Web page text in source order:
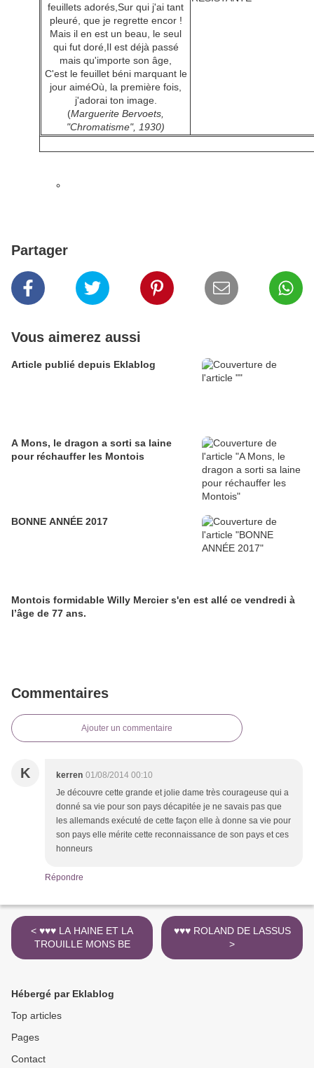
feuillets adorés,Sur qui j'ai tant
pleuré, que je regrette encor !
Mais il en est un beau, le seul
qui fut doré,Il est déjà passé
mais qu'importe son âge,
C'est le feuillet béni marquant le
jour aiméOù, la première fois,
j'adorai ton image.
(Marguerite Bervoets,
"Chromatisme", 1930)
Partager
Vous aimerez aussi
Article publié depuis Eklablog
A Mons, le dragon a sorti sa laine
pour réchauffer les Montois
BONNE ANNÉE 2017
Montois formidable Willy Mercier s'en est allé ce vendredi à
l’âge de 77 ans.
Commentaires
Ajouter un commentaire
K kerren 01/08/2014 00:10
Je découvre cette grande et jolie dame très courageuse qui a
donné sa vie pour son pays décapitée je ne savais pas que
les allemands exécuté de cette façon elle à donne sa vie pour
son pays elle mérite cette reconnaissance de son pays et ces
honneurs
Répondre
< ♥♥♥ LA HAINE ET LA
TROUILLE MONS BE
♥♥♥ ROLAND DE LASSUS
>
Hébergé par Eklablog
Top articles
Pages
Contact